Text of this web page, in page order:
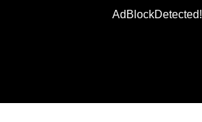
AdBlockDetected!